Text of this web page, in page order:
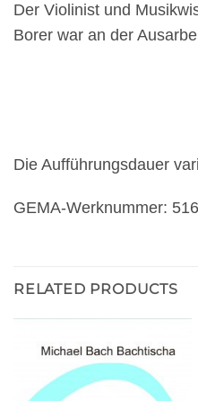
Der Violinist und
Borer war an der
Die Aufführungsdauer
GEMA-Werknummer:
RELATED PRODUCTS